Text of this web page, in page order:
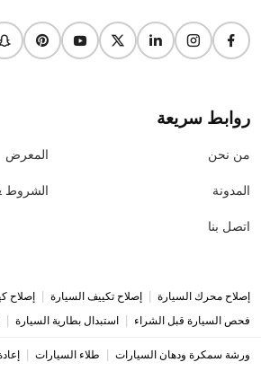
روابط سريعة
من نحن
المدونة
اتصل بنا
المعرض
الشروط
إصلاح محرك السيارة إصلاح تكييف السيارة إصلاح
فحص السيارة قبل الشراء استبدال بطارية السيارة
ورشة سمكرة ودهان السيارات طلاء السيارات